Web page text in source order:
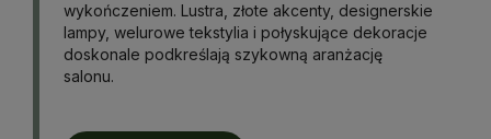
wykończeniem. Lustra, złote akcenty, designerskie
lampy, welurowe tekstylia i połyskujące dekoracje
doskonale podkreślają szykowną aranżację
salonu.